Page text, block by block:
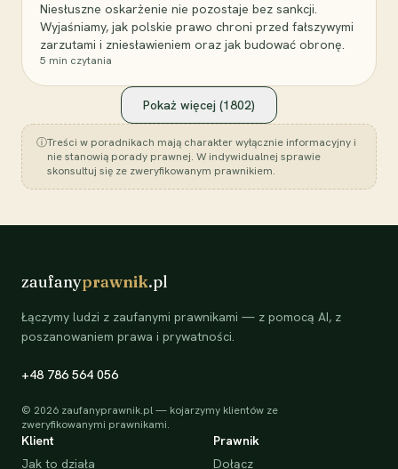
Niesłuszne oskarżenie nie pozostaje bez sankcji.
Wyjaśniamy, jak polskie prawo chroni przed fałszywymi
zarzutami i zniesławieniem oraz jak budować obronę.
5 min czytania
Pokaż więcej (1802)
ⓘTreści w poradnikach mają charakter wyłącznie informacyjny i
nie stanowią porady prawnej. W indywidualnej sprawie
skonsultuj się ze zweryfikowanym prawnikiem.
zaufanyprawnik.pl
Łączymy ludzi z zaufanymi prawnikami — z pomocą AI, z
poszanowaniem prawa i prywatności.
+48 786 564 056
© 2026 zaufanyprawnik.pl — kojarzymy klientów ze
zweryfikowanymi prawnikami.
Klient
Jak to działa
Prawnik
Dołącz